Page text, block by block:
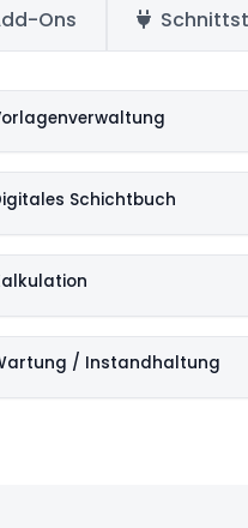
Ons
Schichtbuch
/ Instandhaltung